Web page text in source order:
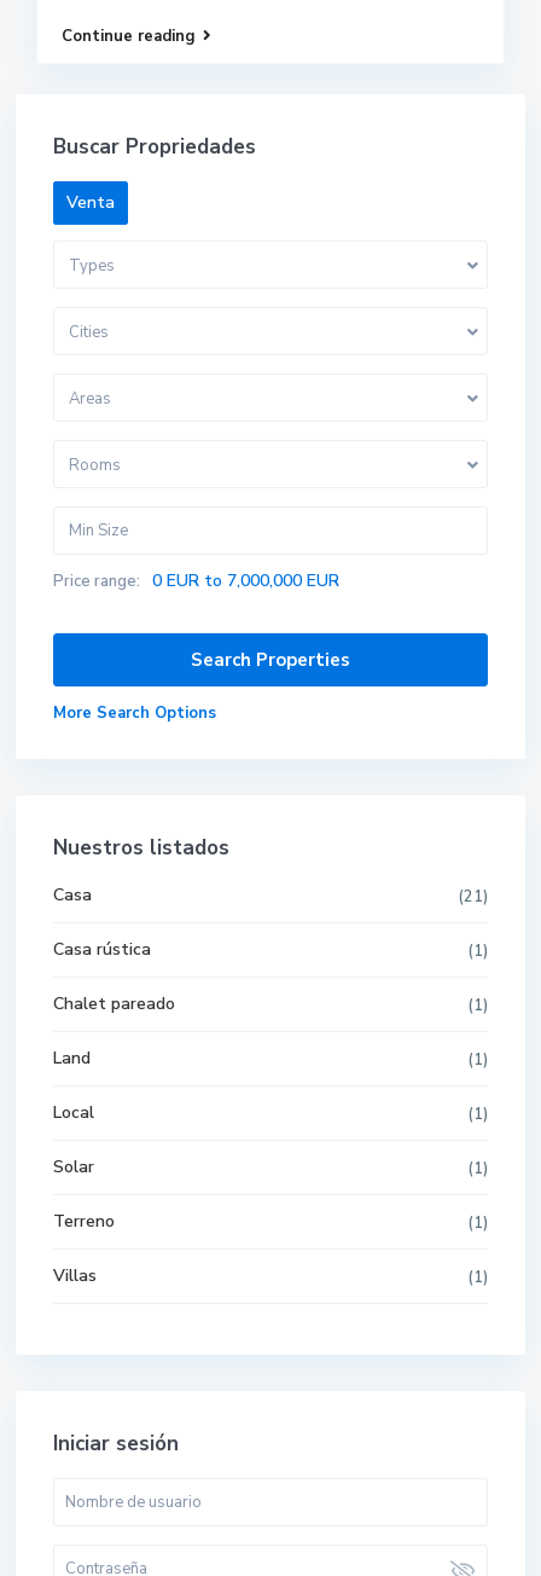
Continue reading
Buscar Propriedades
Venta
Types
Cities
Areas
Rooms
Price range: 0 EUR to 7,000,000 EUR
More Search Options
Nuestros listados
Casa (21)
Casa rústica (1)
Chalet pareado (1)
Land (1)
Local (1)
Solar (1)
Terreno (1)
Villas (1)
Iniciar sesión